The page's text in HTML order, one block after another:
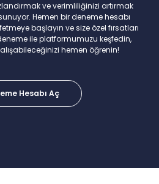
ve verimliliğinizi artırmak
Hemen bir deneme hesabı
başlayın ve size özel fırsatları
ile platformumuzu keşfedin,
hemen öğrenin!
Hesabı Aç